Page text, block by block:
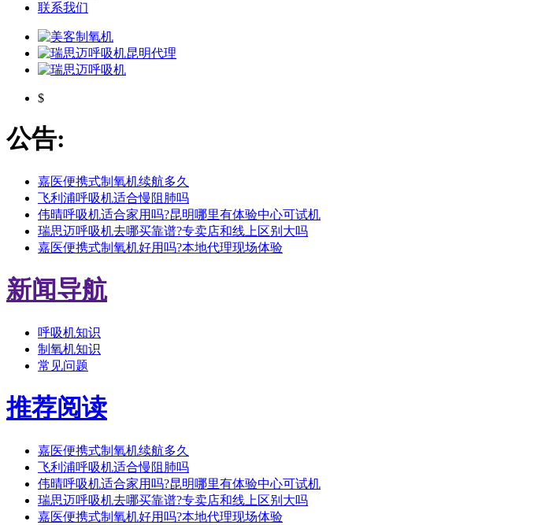
联系我们
$
公告:
嘉医便携式制氧机续航多久
飞利浦呼吸机适合慢阻肺吗
伟晴呼吸机适合家用吗?昆明哪里有体验中心可试机
瑞思迈呼吸机去哪买靠谱?专卖店和线上区别大吗
嘉医便携式制氧机好用吗?本地代理现场体验
新闻导航
呼吸机知识
制氧机知识
常见问题
推荐阅读
嘉医便携式制氧机续航多久
飞利浦呼吸机适合慢阻肺吗
伟晴呼吸机适合家用吗?昆明哪里有体验中心可试机
瑞思迈呼吸机去哪买靠谱?专卖店和线上区别大吗
嘉医便携式制氧机好用吗?本地代理现场体验